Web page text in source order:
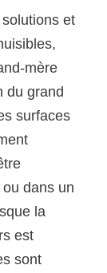
et
mère
du grand
surfaces
dans un
la
est
sont